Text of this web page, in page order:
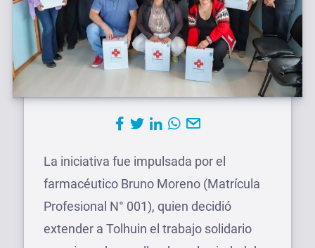
La iniciativa fue impulsada por el
farmacéutico Bruno Moreno (Matrícula
Profesional N° 001), quien decidió
extender a Tolhuin el trabajo solidario